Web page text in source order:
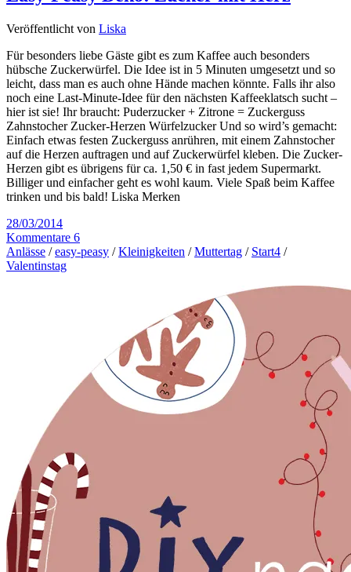
Veröffentlicht von Liska
Für besonders liebe Gäste gibt es zum Kaffee auch besonders
hübsche Zuckerwürfel. Die Idee ist in 5 Minuten umgesetzt und so
leicht, dass man es auch ohne Hände machen könnte. Falls ihr also
noch eine Last-Minute-Idee für den nächsten Kaffeeklatsch sucht –
hier ist sie! Ihr braucht: Puderzucker + Zitrone = Zuckerguss
Zahnstocher Zucker-Herzen Würfelzucker Und so wird’s gemacht:
Einfach etwas festen Zuckerguss anrühren, mit einem Zahnstocher
auf die Herzen auftragen und auf Zuckerwürfel kleben. Die Zucker-
Herzen gibt es übrigens für ca. 1,50 € in fast jedem Supermarkt.
Billiger und einfacher geht es wohl kaum. Viele Spaß beim Kaffee
trinken und bis bald! Liska Merken
28/03/2014
Kommentare 6
Anlässe /easy-peasy /Kleinigkeiten /Muttertag / Start4 /
Valentinstag